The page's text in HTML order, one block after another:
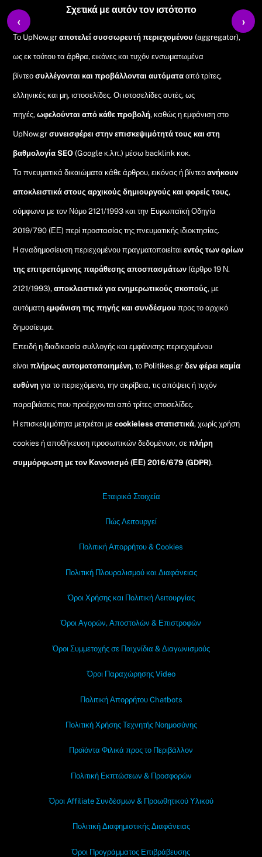
Σχετικά με αυτόν τον ιστότοπο
Το UpNow.grαποτελεί συσσωρευτή περιεχομένου (aggregator),
ως εκ τούτου τα άρθρα, εικόνες και τυχόν ενσωματωμένα
βίντεοσυλλέγονται και προβάλλονται αυτόματααπό τρίτες,
ελληνικές και μη, ιστοσελίδες. Οι ιστοσελίδες αυτές, ως
πηγές,ωφελούνται από κάθε προβολή, καθώς η εμφάνιση στο
UpNow.gr συνεισφέρει στην επισκεψιμότητά τους και στη
βαθμολογία SEO (Google κ.λπ.) μέσω backlink κοκ.
Τα πνευματικά δικαιώματα κάθε άρθρου, εικόνας ή βίντεοανήκουν
αποκλειστικά στους αρχικούς δημιουργούς και φορείς τους,
σύμφωνα με τον Νόμο 2121/1993 και την Ευρωπαϊκή Οδηγία
2019/790 (ΕΕ) περί προστασίας της πνευματικής ιδιοκτησίας.
Η αναδημοσίευση περιεχομένου πραγματοποιείταιεντός των ορίων
της επιτρεπόμενης παράθεσης αποσπασμάτων (άρθρο 19 Ν.
2121/1993), αποκλειστικά για ενημερωτικούς σκοπούς, με
αυτόματηεμφάνιση της πηγής και συνδέσμου προς το αρχικό
δημοσίευμα.
Επειδή η διαδικασία συλλογής και εμφάνισης περιεχομένου
είναιπλήρως αυτοματοποιημένη, το Politikes.grδεν φέρει καμία
ευθύνη για το περιεχόμενο, την ακρίβεια, τις απόψεις ή τυχόν
παραβιάσεις που προέρχονται από τρίτες ιστοσελίδες.
Η επισκεψιμότητα μετριέται μεcookieless στατιστικά, χωρίς χρήση
cookies ή αποθήκευση προσωπικών δεδομένων, σεπλήρη
συμμόρφωση με τον Κανονισμό (ΕΕ) 2016/679 (GDPR).
Εταιρικά Στοιχεία
Πώς Λειτουργεί
Πολιτική Απορρήτου & Cookies
Πολιτική Πλουραλισμού και Διαφάνειας
Όροι Χρήσης και Πολιτική Λειτουργίας
Όροι Αγορών, Αποστολών & Επιστροφών
Όροι Συμμετοχής σε Παιχνίδια & Διαγωνισμούς
Όροι Παραχώρησης Video
Πολιτική Απορρήτου Chatbots
Πολιτική Χρήσης Τεχνητής Νοημοσύνης
Προϊόντα Φιλικά προς το Περιβάλλον
Πολιτική Εκπτώσεων & Προσφορών
Όροι Affiliate Συνδέσμων & Προωθητικού Υλικού
Πολιτική Διαφημιστικής Διαφάνειας
Όροι Προγράμματος Επιβράβευσης
‹ ›